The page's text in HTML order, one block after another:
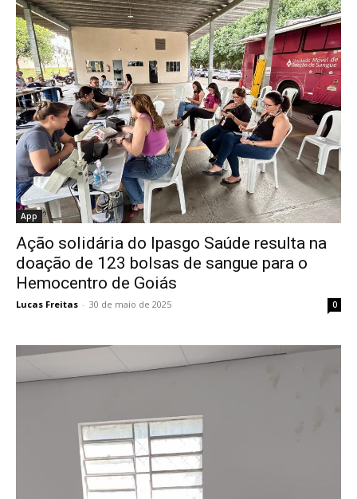
App
Ação solidária do Ipasgo Saúde resulta na
doação de 123 bolsas de sangue para o
Hemocentro de Goiás
Lucas Freitas - 30 de maio de 2025 0